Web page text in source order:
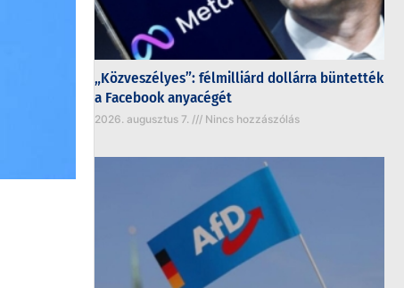
„Közveszélyes”: félmilliárd dollárra büntették
a Facebook anyacégét
2026. augusztus 7. Nincs hozzászólás